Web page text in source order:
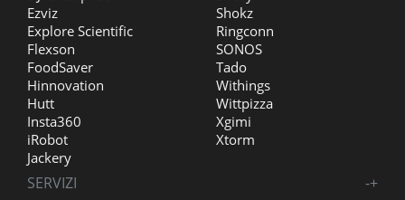
Ezviz
Explore Scientific
Flexson
FoodSaver
Hinnovation
Hutt
Insta360
iRobot
Jackery
Shokz
Ringconn
SONOS
Tado
Withings
Wittpizza
Xgimi
Xtorm
SERVIZI +
-